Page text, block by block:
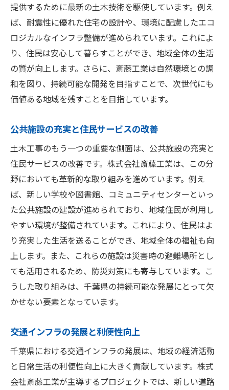
提供するために最新の土木技術を駆使しています。例え
ば、耐震性に優れた住宅の設計や、環境に配慮したエコ
ロジカルなインフラ整備が進められています。これによ
り、住民は安心して暮らすことができ、地域全体の生活
の質が向上します。さらに、斎藤工業は自然環境との調
和を図り、持続可能な開発を目指すことで、次世代にも
価値ある地域を残すことを目指しています。
公共施設の充実と住民サービスの改善
土木工事のもう一つの重要な側面は、公共施設の充実と
住民サービスの改善です。株式会社斎藤工業は、この分
野においても革新的な取り組みを進めています。例え
ば、新しい学校や図書館、コミュニティセンターといっ
た公共施設の建設が進められており、地域住民が利用し
やすい環境が整備されています。これにより、住民はよ
り充実した生活を送ることができ、地域全体の福祉も向
上します。また、これらの施設は災害時の避難場所とし
ても活用されるため、防災対策にも寄与しています。こ
うした取り組みは、千葉県の持続可能な発展にとって欠
かせない要素となっています。
交通インフラの発展と利便性向上
千葉県における交通インフラの発展は、地域の経済活動
と日常生活の利便性向上に大きく貢献しています。株式
会社斎藤工業が主導するプロジェクトでは、新しい道路